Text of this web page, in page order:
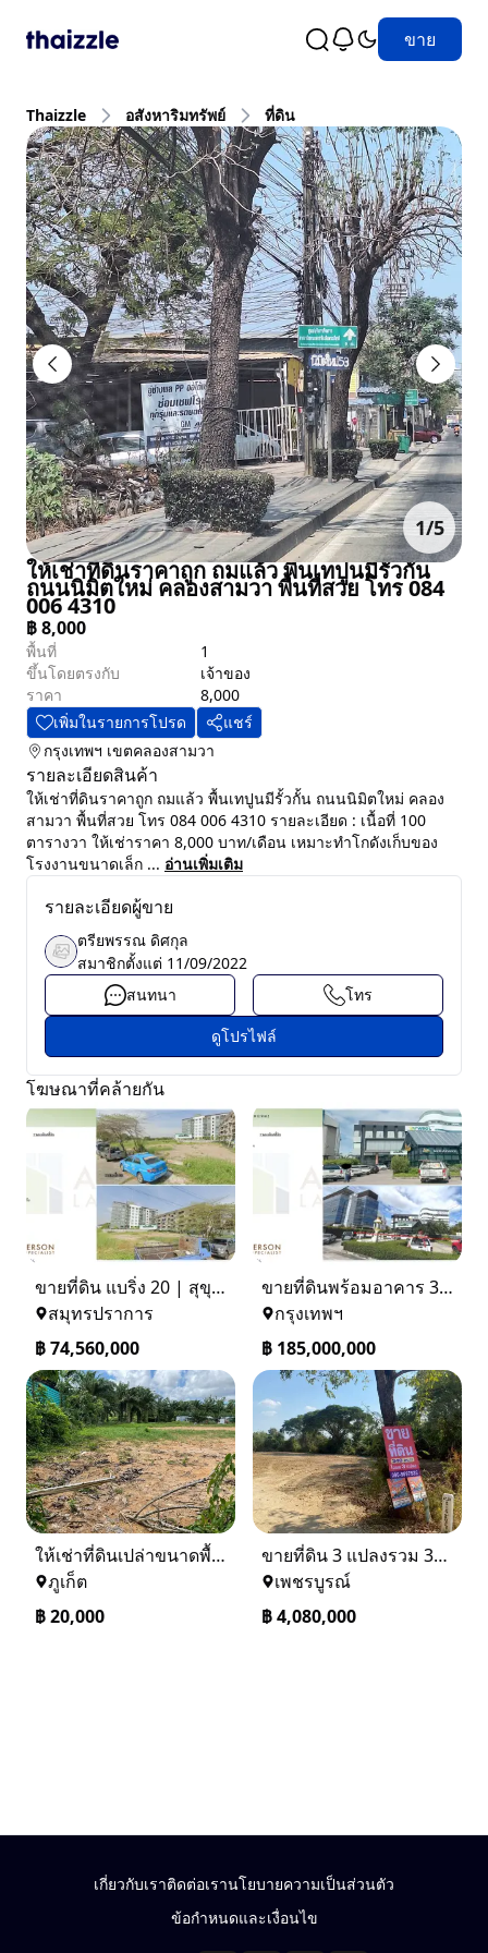
ขาย
Thaizzle อสังหาริมทรัพย์ ที่ดิน
1/5
ให้เช่าที่ดินราคาถูก ถมแล้ว พื้นเทปูนมีรั้วกั้น
ถนนนิมิตใหม่ คลองสามวา พื้นที่สวย โทร 084
006 4310
฿8,000
พื้นที่
1
ขึ้นโดยตรงกับ
เจ้าของ
ราคา
8,000
เพิ่มในรายการโปรด
แชร์
กรุงเทพฯ เขตคลองสามวา
รายละเอียดสินค้า
ให้เช่าที่ดินราคาถูก ถมแล้ว พื้นเทปูนมีรั้วกั้น ถนนนิมิตใหม่ คลอง
สามวา พื้นที่สวย โทร 084 006 4310 รายละเอียด : เนื้อที่ 100
ตารางวา ให้เช่าราคา 8,000 บาท/เดือน เหมาะทำโกดังเก็บของ
โรงงานขนาดเล็ก ... อ่านเพิ่มเติม
รายละเอียดผู้ขาย
ตรียพรรณ ดิศกุล
สมาชิกตั้งแต่ 11/09/2022
สนทนา
โทร
ดูโปรไฟล์
โฆษณาที่คล้ายกัน
ขายที่ดิน แบริ่ง 20 | สุขุมวิท 107
สมุทรปราการ
฿74,560,000
ขายที่ดินพร้อมอาคาร 3 ชั้น / โกดังสินค้า ที่จอดรถ 50 คัน
กรุงเทพฯ
฿ 185,000,000
ให้เช่าที่ดินเปล่าขนาดพื้นที่ 1 ไร่ 2 งาน 80 ตารางวา อำเภอถลาง
ภูเก็ต
฿20,000
ขายที่ดิน 3 แปลงรวม 340 ตรว ราคา ตรว. ล่ะ 12000 บาท เมืองเพชรบูรณ์
เพชรบูรณ์
฿4,080,000
เกี่ยวกับเราติดต่อเรานโยบายความเป็นส่วนตัว
ข้อกำหนดและเงื่อนไข